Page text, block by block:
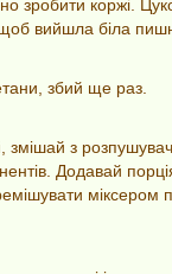
зробити коржі.
вийшла біла
збий ще раз.
змішай з
Додавай
міксером